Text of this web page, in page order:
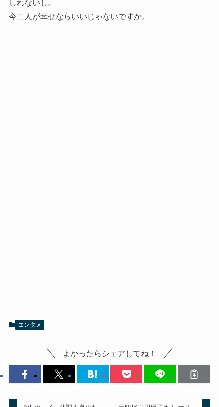
しれないし。
今二人が幸せならいいじゃないですか。
エンタメ
よかったらシェアしてね！